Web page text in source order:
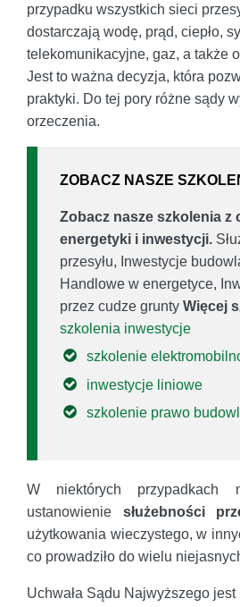
przypadku wszystkich sieci
dostarczają wodę, prąd, ciepło,
telekomunikacyjne, gaz, a także
Jest to ważna decyzja, która
praktyki. Do tej pory różne sądy
orzeczenia.
ZOBACZ NASZE
Zobacz nasze szkolenia z
energetyki i inwestycji.
przesyłu, Inwestycje
Handlowe w energetyce,
przez cudze grunty Więcej
szkolenia inwestycje
szkolenie
inwestycje liniowe
szkolenie prawo
W niektórych przypadkach
ustanowienie służebności
użytkowania wieczystego, w
co prowadziło do wielu
Uchwała Sądu Najwyższego